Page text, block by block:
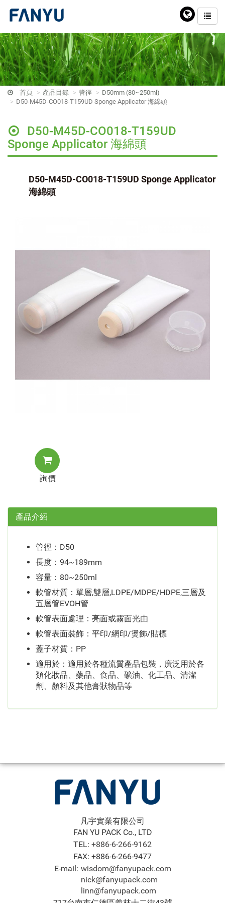
首頁 產品目錄 管徑
D50mm (80~250ml)
D50-M45D-CO018-T159UD Sponge Applicator 海綿頭
D50-M45D-CO018-T159UD
Sponge Applicator 海綿頭
D50-M45D-CO018-T159UD Sponge Applicator
海綿頭
詢價
產品介紹
管徑：D50
長度：94~189mm
容量：80~250ml
軟管材質：單層,雙層,LDPE/MDPE/HDPE,三層及
五層管EVOH管
軟管表面處理：亮面或霧面光由
軟管表面裝飾：平印/網印/燙飾/貼標
蓋子材質：PP
適用於：適用於各種流質產品包裝，廣泛用於各
類化妝品、藥品、食品、礦油、化工品、清潔
劑、顏料及其他膏狀物品等
凡宇實業有限公司
FAN YU PACK Co., LTD
TEL: +886-6-266-9162
FAX: +886-6-266-9477
E-mail: wisdom@fanyupack.com
nick@fanyupack.com
linn@fanyupack.com